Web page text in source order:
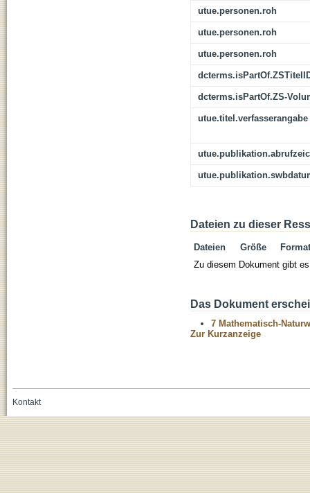
utue.personen.roh
utue.personen.roh
utue.personen.roh
dcterms.isPartOf.ZS-
utue.titel.verfasserangabe
Dateien zu dieser
Dateien Größe
Format
Zu diesem Dokument gibt
Das Dokument
7 Mathematisch-
Zur Kurzanzeige
Kontakt